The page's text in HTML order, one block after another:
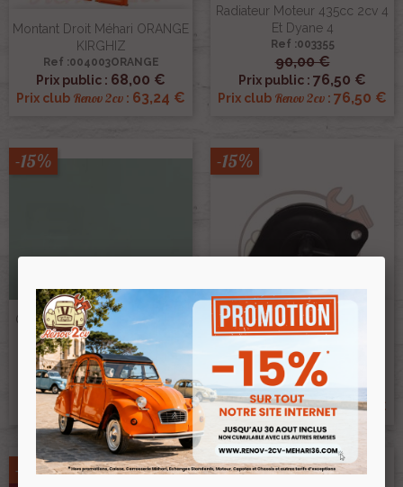
Montant Droit Méhari ORANGE
KIRGHIZ
Ref :004003ORANGE
Prix public : 68,00 €
Prix club Renov 2cv : 63,24 €
Radiateur Moteur 435cc 2cv 4
Et Dyane 4
Ref :003355
90,00 €
Prix public : 76,50 €
Prix club Renov 2cv : 76,50 €
Crayon De Retouche Peinture
AC539 VERT JADE 9ml
Ref :002728AC539
13,50 €
Prix public :11,48 €
Prix clubRenov 2cv:11,48 €
-15%
Pompe De Lave Glace Pour
Dyane Et Acadiane
Ref :003205
38,00 €
Prix public :32,30 €
Prix clubRenov 2cv:32,30 €
-15%
-15% -15%